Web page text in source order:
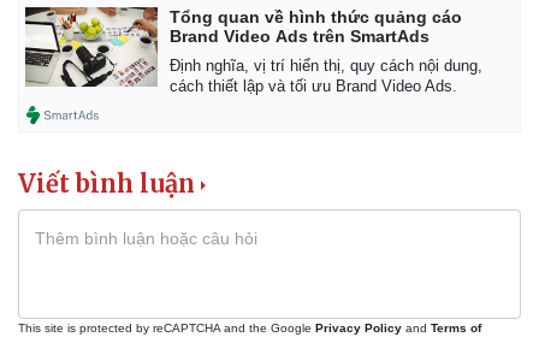
Tổng quan về hình thức quảng cáo
Brand Video Ads trên SmartAds
Định nghĩa, vị trí hiển thị, quy cách nội dung,
cách thiết lập và tối ưu Brand Video Ads.
Viết bình luận
This site is protected by reCAPTCHA and the Google Privacy Policy and Terms of